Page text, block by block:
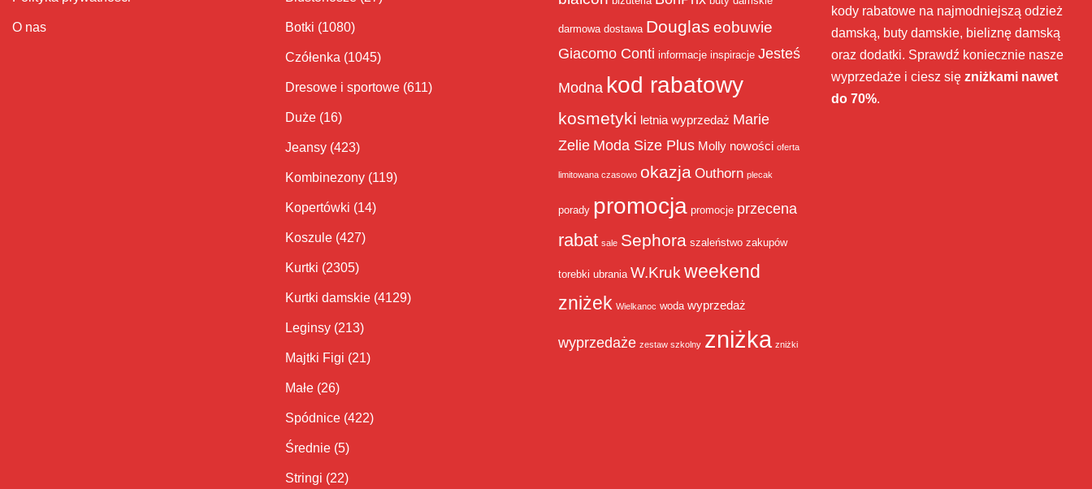
O nas Botki (1080)
Czółenka (1045)
Dresowe i sportowe (611)
Duże (16)
Jeansy (423)
Kombinezony (119)
Kopertówki (14)
Koszule (427)
Kurtki (2305)
Kurtki damskie (4129)
Leginsy (213)
Majtki Figi (21)
Małe (26)
Spódnice (422)
Średnie (5)
Stringi (22)
darmowa dostawa Douglas eobuwie
Giacomo Conti informacje inspiracje Jesteś
Modna kod rabatowy
kosmetyki letnia wyprzedaż Marie
Zelie Moda Size Plus Molly nowości oferta
limitowana czasowo okazja Outhorn plecak
porady promocja promocje przecena
rabat sale Sephora szaleństwo zakupów
torebki ubrania W.Kruk weekend
zniżek Wielkanoc woda wyprzedaż
wyprzedaże zestaw szkolny zniżka zniżki
kody rabatowe na najmodniejszą odzież
damską, buty damskie, bieliznę damską
oraz dodatki. Sprawdź koniecznie nasze
wyprzedaże i ciesz się zniżkami nawet
do 70%.